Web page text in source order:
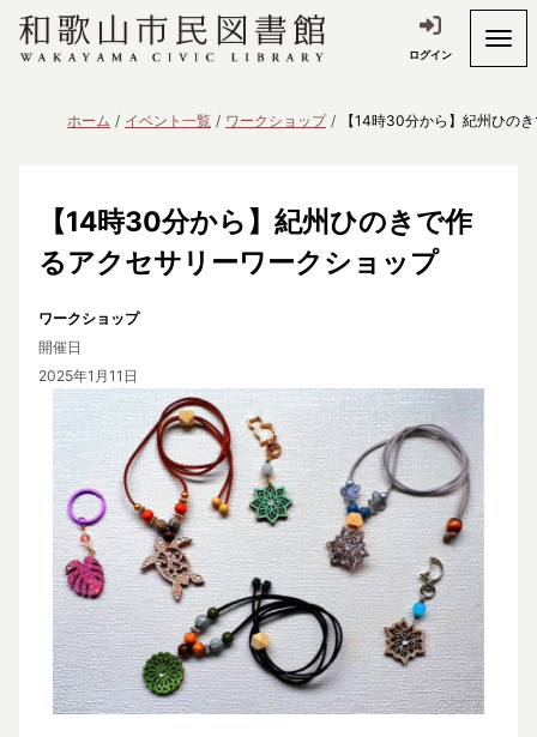
ログイン
ホーム イベント一覧 ワークショップ 【14時30分から】紀州ひの
【14時30分から】紀州ひのきで作
るアクセサリーワークショップ
ワークショップ
開催日
2025年1月11日